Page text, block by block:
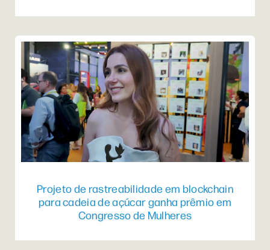
Projeto de rastreabilidade em blockchain
para cadeia de açúcar ganha prêmio em
Congresso de Mulheres